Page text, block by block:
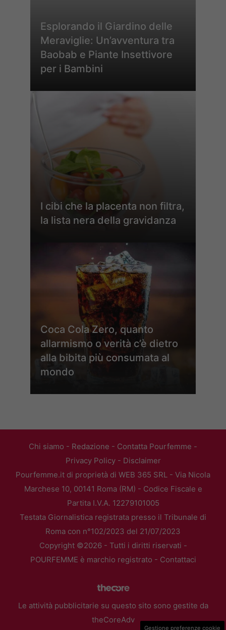
Esplorando il Giardino delle
Meraviglie: Un’avventura tra
Baobab e Piante Insettivore
per i Bambini
I cibi che la placenta non filtra,
la lista nera della gravidanza
Coca Cola Zero, quanto
allarmismo o verità c’è dietro
alla bibita più consumata al
mondo
Chi siamo - Redazione - Contatta Pourfemme -
Privacy Policy- Disclaimer
Pourfemme.it di proprietà di WEB 365 SRL - Via Nicola
Marchese 10, 00141 Roma (RM) - Codice Fiscale e
Partita I.V.A. 12279101005
Testata Giornalistica registrata presso il Tribunale di
Roma con n°102/2023 del 21/07/2023
Copyright ©2026 - Tutti i diritti riservati -
POURFEMME è marchio registrato - Contattaci
Le attività pubblicitarie su questo sito sono gestite da
theCoreAdv
Gestione preferenze cookie